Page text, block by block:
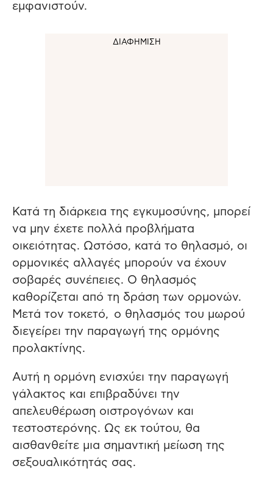
εμφανιστούν.
Κατά τη διάρκεια της εγκυμοσύνης, μπορεί
να μην έχετε πολλά προβλήματα
οικειότητας. Ωστόσο, κατά το θηλασμό, οι
ορμονικές αλλαγές μπορούν να έχουν
σοβαρές συνέπειες. Ο θηλασμός
καθορίζεται από τη δράση των ορμονών.
Μετά τον τοκετό, ο θηλασμός του μωρού
διεγείρει την παραγωγή της ορμόνης
προλακτίνης.
Αυτή η ορμόνη ενισχύει την παραγωγή
γάλακτος και επιβραδύνει την
απελευθέρωση οιστρογόνων και
τεστοστερόνης. Ως εκ τούτου, θα
αισθανθείτε μια σημαντική μείωση της
σεξουαλικότητάς σας.